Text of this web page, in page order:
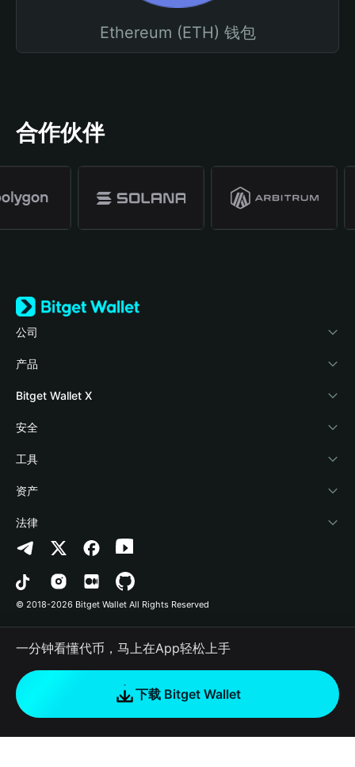
Ethereum (ETH) 钱包
合作伙伴
公司
关于 Bitget Wallet
博客
学院
加密资讯
帮助中心
联系我们
品牌资源
工作机会
产品
加密卡
稳定币理财
Payfi Crypto
Crypto Swap API
山寨季指数
预测市场
DApp
RWA
如何购买加密货币
Bitget Wallet X
开发者文档
接入钱包
Bitget Wallet Pay
合作上架
安全
风险保障基金
安全防护技术
工具
快捷买币
授权检测
合约检测
批量转账
资产
Arbitrum
Avalanche
Bitcoin
Polygon
法律
隐私协议
用户使用协议
© 2018-2026 Bitget Wallet All Rights Reserved
一分钟看懂代币，马上在App轻松上手
下载 Bitget Wallet